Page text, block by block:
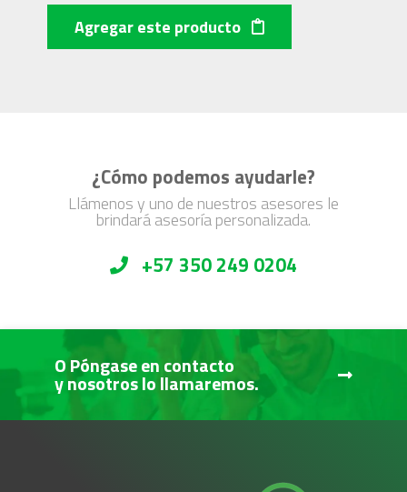
Agregar este producto
¿Cómo podemos ayudarle?
Llámenos y uno de nuestros asesores le
brindará asesoría personalizada.
+57 350 249 0204
O Póngase en contacto
y nosotros lo llamaremos.